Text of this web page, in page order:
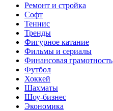
Ремонт и стройка
Софт
Теннис
Тренды
Фигурное катание
Фильмы и сериалы
Финансовая грамотность
Футбол
Хоккей
Шахматы
Шоу-бизнес
Экономика